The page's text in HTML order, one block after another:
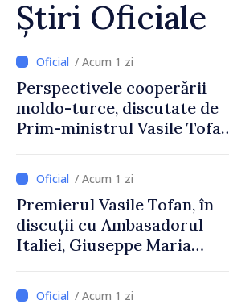
Știri Oficiale
/ Acum 1 zi
Perspectivele cooperării
moldo-turce, discutate de
Prim-ministrul Vasile Tofan
Uygar Mustafa Sertel
/ Acum 1 zi
Premierul Vasile Tofan, în
discuții cu Ambasadorul
Italiei, Giuseppe Maria
/ Acum 1 zi